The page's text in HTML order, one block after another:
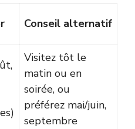
Conseil alternatif
Visitez tôt le
matin ou en
soirée, ou
préférez mai/juin,
septembre